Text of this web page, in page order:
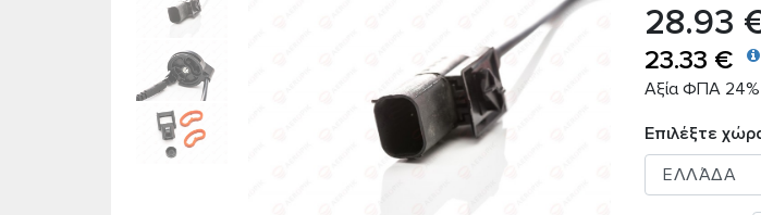
28.93
23.33 €
Αξία ΦΠΑ 24%
Επιλέξτε